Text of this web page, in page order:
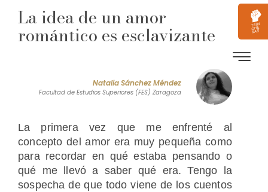
La idea de un amor
romántico es esclavizante
Natalia Sánchez Méndez
Facultad de Estudios Superiores (FES) Zaragoza
La primera vez que me enfrenté al
concepto del amor era muy pequeña como
para recordar en qué estaba pensando o
qué me llevó a saber qué era. Tengo la
sospecha de que todo viene de los cuentos